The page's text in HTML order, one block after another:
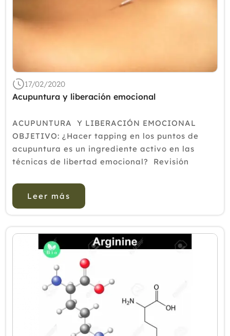
17/02/2020
Acupuntura y liberación emocional
ACUPUNTURA Y LIBERACIÓN EMOCIONAL
OBJETIVO: ¿Hacer tapping en los puntos de
acupuntura es un ingrediente activo en las
técnicas de libertad emocional? Revisión
comparativos. RESUMEN: ...
Leer más